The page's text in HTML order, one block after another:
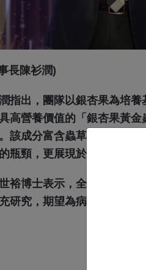
長陳衫潤)
指出，團隊以銀杏果為培
高營養價值的「銀杏果黃
該成分富含蟲草素、蟲草酸
瓶頸，更展現於保健與輔助
裕博士表示，全球醫學界逐
研究，期望為病友及素食族